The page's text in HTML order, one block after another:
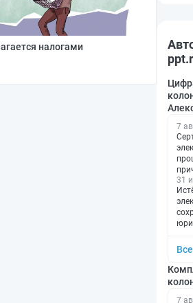
налогами
7
31
7